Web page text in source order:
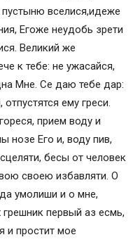
вселися,идеже
Егоже неудобь зрети
Великий же
к тебе: не ужасайся,
Мне. Се даю тебе дар:
ему греси.
прием воду и
нозе Его и, воду пив,
бесы от человек
своею избавляти. О
умолиши и о мне,
первый аз есмь,
и простит мое